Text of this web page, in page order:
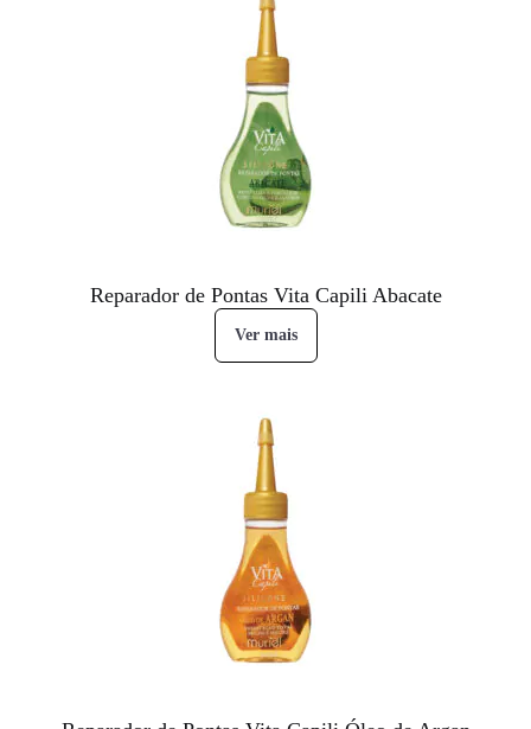
Reparador de Pontas Vita Capili Abacate
Ver mais